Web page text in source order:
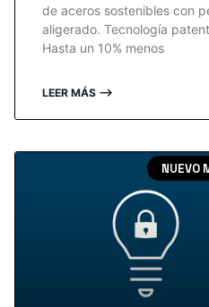
de aceros sostenibles con
aligerado. Tecnología
Hasta un 10% menos
LEER MÁS ⟶
NUEVO